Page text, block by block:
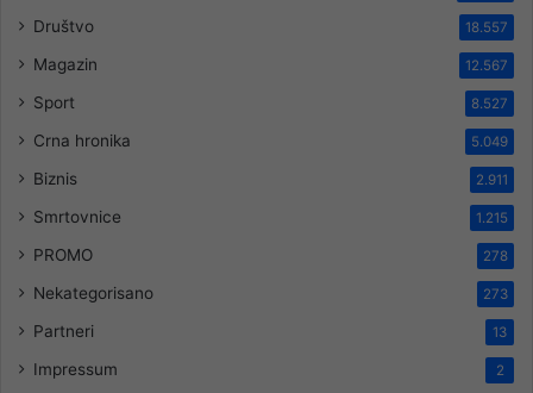
Društvo 18.557
Magazin 12.567
Sport 8.527
Crna hronika 5.049
Biznis 2.911
Smrtovnice 1.215
PROMO 278
Nekategorisano 273
Partneri 13
Impressum 2